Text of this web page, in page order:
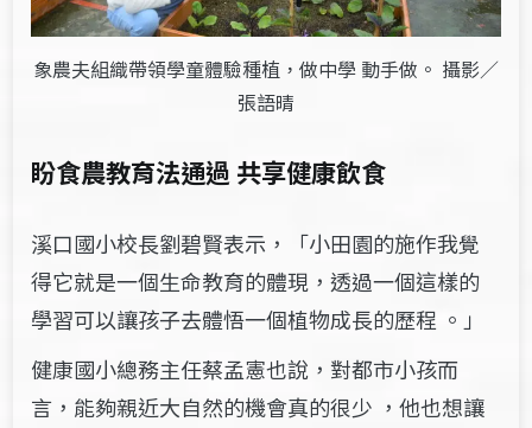
象農夫組織帶領學童體驗種植，做中學 動手做。 攝影／
張語晴
盼食農教育法通過 共享健康飲食
溪口國小校長劉碧賢表示，「小田園的施作我覺
得它就是一個生命教育的體現，透過一個這樣的
學習可以讓孩子去體悟一個植物成長的歷程 。」
健康國小總務主任蔡孟憲也說，對都市小孩而
言，能夠親近大自然的機會真的很少 ，他也想讓